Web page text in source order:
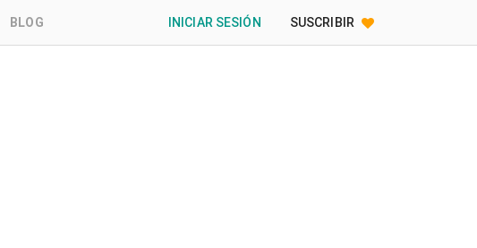
BLOG INICIAR SESIÓN SUSCRIBIR